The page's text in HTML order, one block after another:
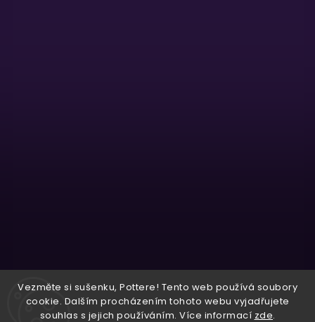
Vezměte si sušenku, Pottere! Tento web používá soubory
cookie. Dalším procházením tohoto webu vyjadřujete
souhlas s jejich používáním. Více informací zde.
Sledovat na Instagramu